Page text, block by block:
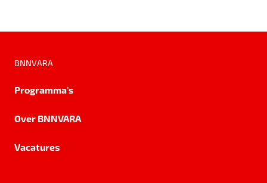
BNNVARA
Programma's
Over BNNVARA
Vacatures